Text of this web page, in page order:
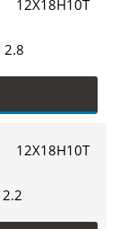
12Х18Н10Т
2.8
12Х18Н10Т
2.2